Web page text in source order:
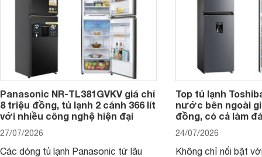
Panasonic NR-TL381GVKV giá chỉ
8 triệu đồng, tủ lạnh 2 cánh 366 lít
với nhiều công nghệ hiện đại
27/07/2026
Các dòng tủ lạnh Panasonic từ lâu
Top tủ lạnh
nước bên ngoài
đồng, có cả làm
24/07/2026
Không chỉ nổi bật